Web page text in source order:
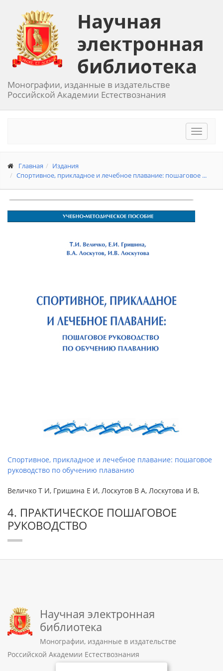
Научная
электронная
библиотека
Монографии, изданные в издательстве
Российской Академии Естествознания
Toggle
Главная
Издания
Спортивное, прикладное и лечебное плавание: пошаговое ...
Спортивное, прикладное и лечебное плавание: пошаговое
руководство по обучению плаванию
Величко Т И, Гришина Е И, Лоскутов В А, Лоскутова И В,
4. ПРАКТИЧЕСКОЕ ПОШАГОВОЕ
РУКОВОДСТВО
Научная электронная
библиотека
Монографии, изданные в издательстве
Российской Академии Естествознания